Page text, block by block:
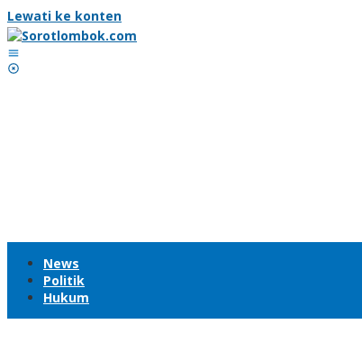
Lewati ke konten
News
Politik
Hukum